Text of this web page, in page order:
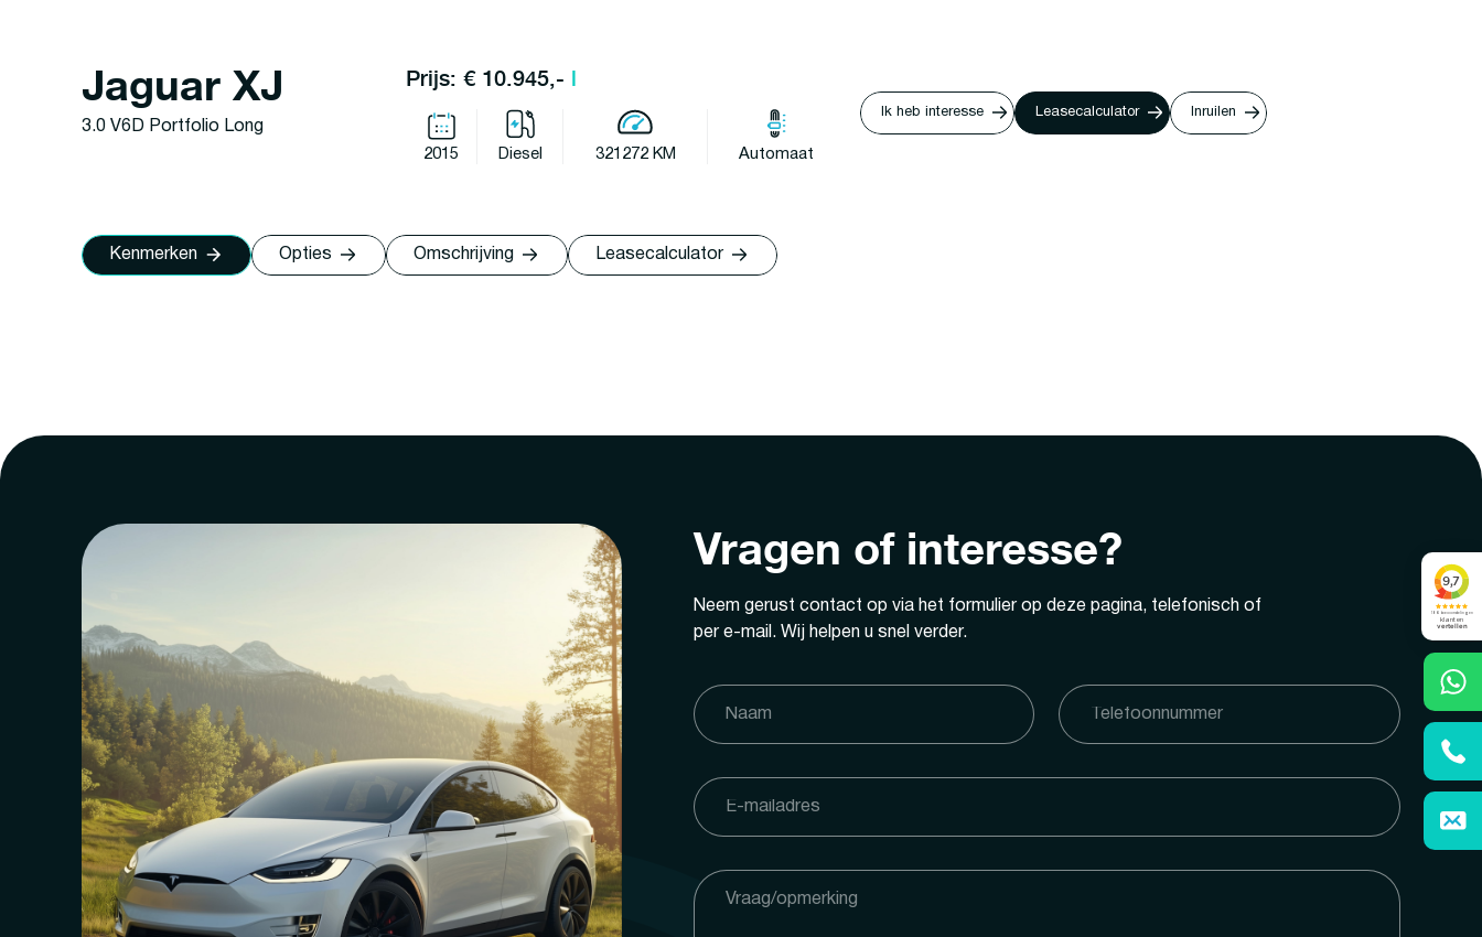
Jaguar XJ
3.0 V6D Portfolio Long
Prijs: € 10.945,- l
2015 Diesel 321272 KM Automaat
Ik heb interesse Leasecalculator Inruilen
Kenmerken Opties Omschrijving Leasecalculator
Vragen of interesse?
Neem gerust contact op via het formulier op deze pagina, telefonisch of
per e-mail. Wij helpen u snel verder.